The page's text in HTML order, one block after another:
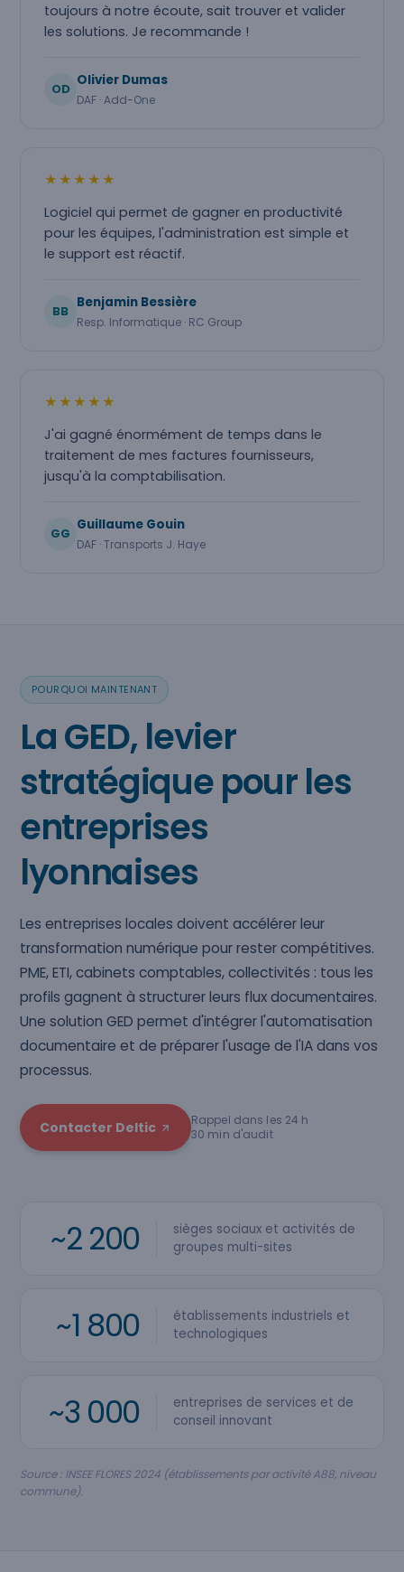
toujours à notre écoute, sait trouver et valider
les solutions. Je recommande !
OD
Olivier Dumas
DAF · Add-One
★★★★★
Logiciel qui permet de gagner en productivité
pour les équipes, l'administration est simple et
le support est réactif.
BB
Benjamin Bessière
Resp. Informatique · RC Group
★★★★★
J'ai gagné énormément de temps dans le
traitement de mes factures fournisseurs,
jusqu'à la comptabilisation.
GG
Guillaume Gouin
DAF · Transports J. Haye
POURQUOI MAINTENANT
La GED, levier
stratégique pour les
entreprises
lyonnaises
Les entreprises locales doivent accélérer leur
transformation numérique pour rester compétitives.
PME, ETI, cabinets comptables, collectivités : tous les
profils gagnent à structurer leurs flux documentaires.
Une solution GED permet d'intégrer l'automatisation
documentaire et de préparer l'usage de l'IA dans vos
processus.
Contacter Deltic
Rappel dans les 24 h
30 min d'audit
~2 200
sièges sociaux et activités de
groupes multi-sites
~1 800
établissements industriels et
technologiques
~3 000
entreprises de services et de
conseil innovant
Source : INSEE FLORES 2024 (établissements par activité A88, niveau
commune).